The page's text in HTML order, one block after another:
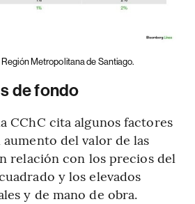
Región Metropolitana de Santiago.
de fondo
CChC cita algunos factores
del valor de las
relación con los precios del
y los elevados
y de mano de obra.